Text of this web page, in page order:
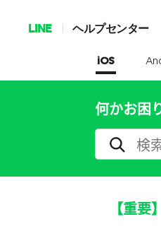
LINE ヘルプセンター
iOS
何かお困
【重